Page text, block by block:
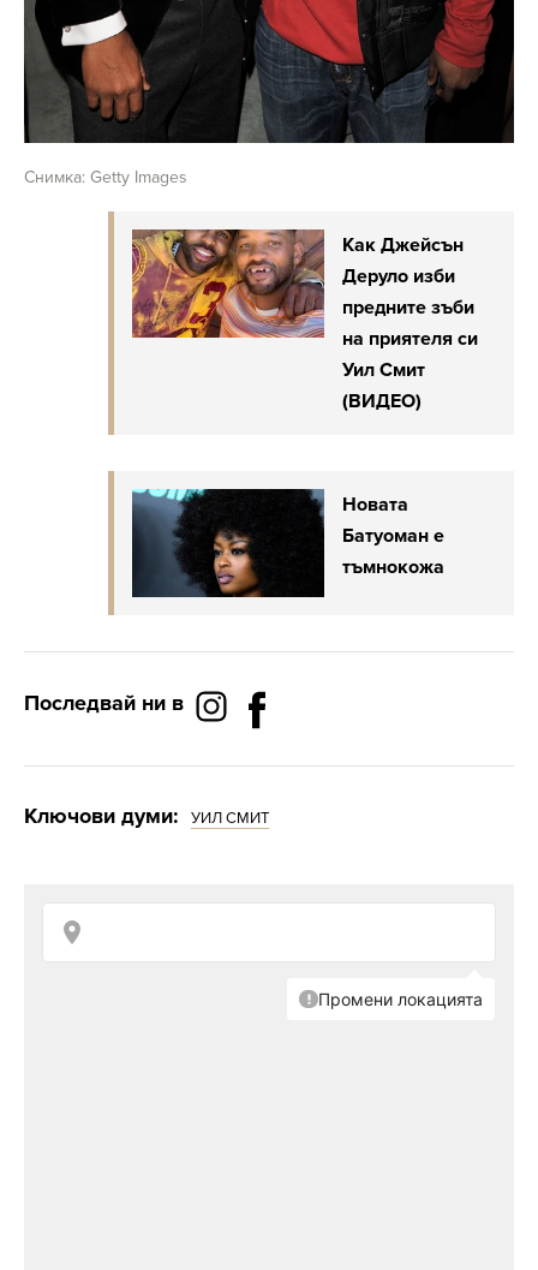
Снимка: Getty Images
Как Джейсън
Деруло изби
предните зъби
на приятеля си
Уил Смит
(ВИДЕО)
Новата
Батуоман е
тъмнокожа
Последвай ни в
Ключови думи: УИЛ СМИТ